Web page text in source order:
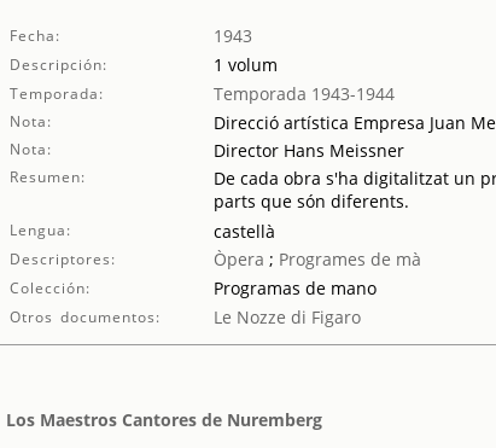
Fecha: 1943
Descripción: 1 volum
Temporada: Temporada 1943-1944
Nota: Direcció artística Empresa Juan
Nota: Director Hans Meissner
Resumen:
De cada obra s'ha digitalitzat un
parts que són diferents.
Lengua: castellà
Descriptores: Òpera ; Programes de mà
Colección: Programas de mano
Otros documentos: Le Nozze di Figaro
Los Maestros Cantores de Nuremberg